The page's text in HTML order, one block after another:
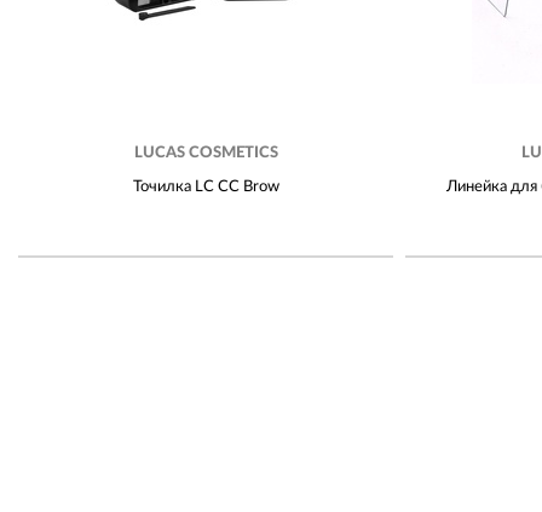
LUCAS COSMETICS
Точилка LC CC Brow Линейка для